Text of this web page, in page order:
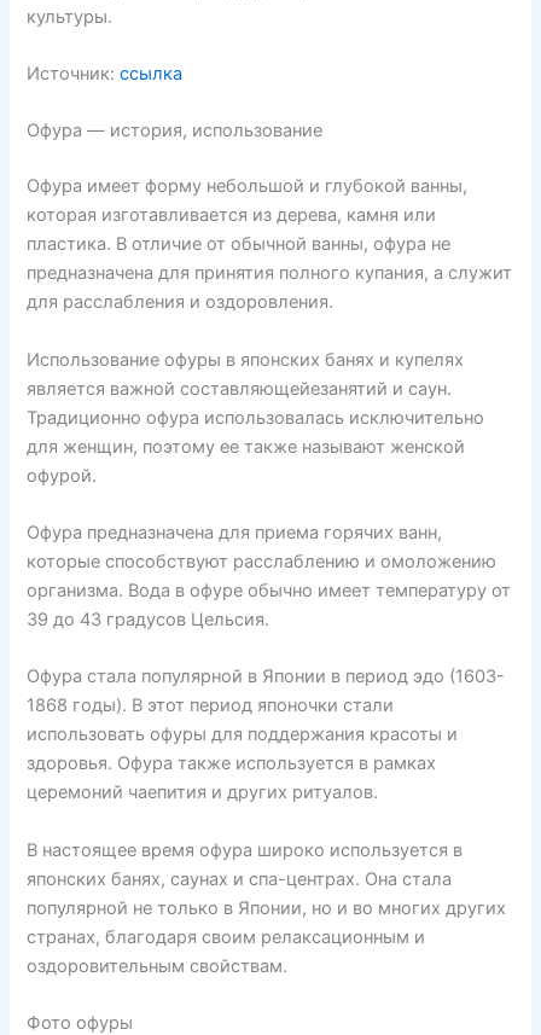
культуры.
Источник:ссылка
Офура — история, использование
Офура имеет форму небольшой и глубокой ванны,
которая изготавливается из дерева, камня или
пластика. В отличие от обычной ванны, офура не
предназначена для принятия полного купания, а служит
для расслабления и оздоровления.
Использование офуры в японских банях и купелях
является важной составляющейезанятий и саун.
Традиционно офура использовалась исключительно
для женщин, поэтому ее также называют женской
офурой.
Офура предназначена для приема горячих ванн,
которые способствуют расслаблению и омоложению
организма. Вода в офуре обычно имеет температуру от
39 до 43 градусов Цельсия.
Офура стала популярной в Японии в период эдо (1603-
1868 годы). В этот период японочки стали
использовать офуры для поддержания красоты и
здоровья. Офура также используется в рамках
церемоний чаепития и других ритуалов.
В настоящее время офура широко используется в
японских банях, саунах и спа-центрах. Она стала
популярной не только в Японии, но и во многих других
странах, благодаря своим релаксационным и
оздоровительным свойствам.
Фото офуры